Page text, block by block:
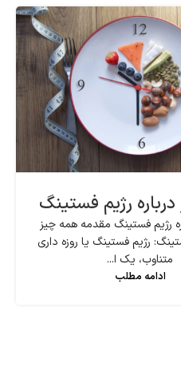
رژیم فستینگ
رژیم فستینگ مقدمه همه چیز
رژیم فستینگ یا روزه داری
متناوب، یک ا...
ادامه مطلب